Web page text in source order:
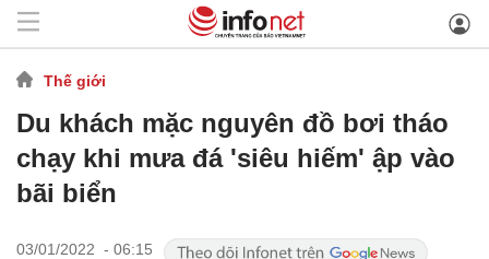
Thế giới
Du khách mặc nguyên đồ bơi tháo
chạy khi mưa đá 'siêu hiếm' ập vào
bãi biển
03/01/2022 - 06:15